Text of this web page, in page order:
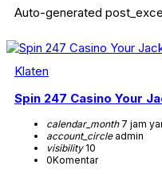
Auto-generated
Klaten
Spin 247 Casino Your
calendar_month7 jam
account_circleadmin
visibility10
0Komentar